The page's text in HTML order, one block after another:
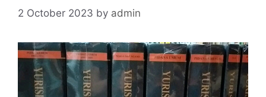
2 October 2023 by admin